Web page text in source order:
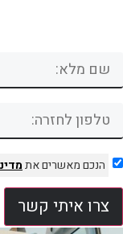
הנכם מאשרים את
צרו איתי קשר